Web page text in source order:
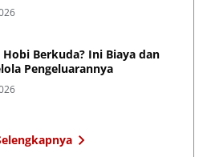
Berkuda? Ini Biaya dan
Pengeluarannya